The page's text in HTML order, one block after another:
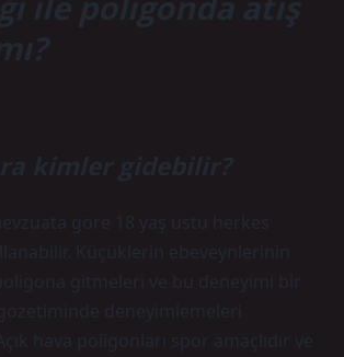
kimler gidebilir?
göre 18 yaş üstü herkes
Küçüklerin ebeveynlerinin
gitmeleri ve bu deneyimi bir
deneyimlemeleri
hava poligonları spor amaçlıdır ve